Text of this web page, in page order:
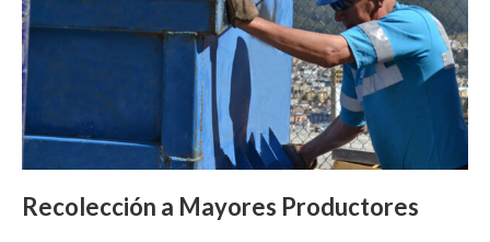
Recolección a Mayores Productores